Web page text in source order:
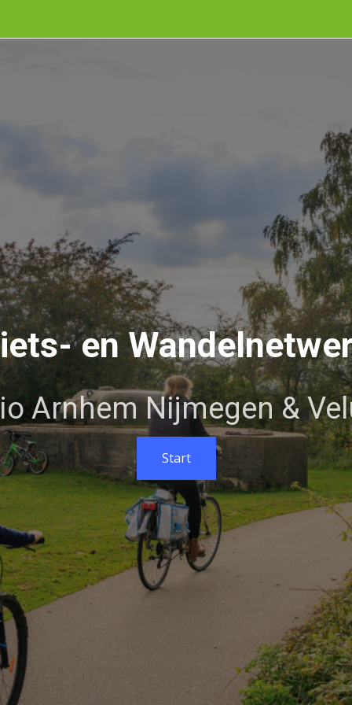
en
Arnhem Nijmegen &
Start